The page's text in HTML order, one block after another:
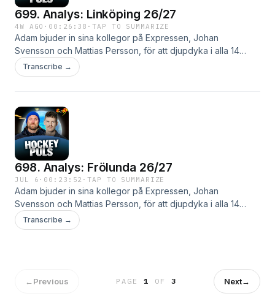
699. Analys: Linköping 26/27
4W AGO · 00:26:38 ·TAP TO SUMMARIZE
Adam bjuder in sina kollegor på Expressen, Johan
Svensson och Mattias Persson, för att djupdyka i alla 14
SHL-lag. I dag analyseras Linköping.
Transcribe →
698. Analys: Frölunda 26/27
JUL 6 · 00:23:52 ·TAP TO SUMMARIZE
Adam bjuder in sina kollegor på Expressen, Johan
Svensson och Mattias Persson, för att djupdyka i alla 14
SHL-lag. I dag analyseras Frölunda.
Transcribe →
←Previous PAGE1 OF 3 Next→